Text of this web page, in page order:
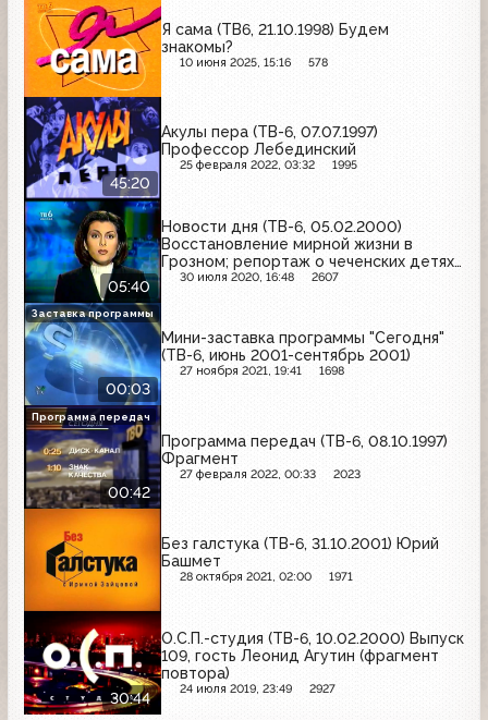
Я сама (ТВ6, 21.10.1998) Будем
знакомы?
10 июня 2025, 15:16 578
45:20
Акулы пера (ТВ-6, 07.07.1997)
Профессор Лебединский
25 февраля 2022, 03:32 1995
05:40
Новости дня (ТВ-6, 05.02.2000)
Восстановление мирной жизни в
Грозном; репортаж о чеченских детях,
отдыхающих в Краснодарском крае
30 июля 2020, 16:48 2607
00:03
Мини-заставка программы "Сегодня"
(ТВ-6, июнь 2001-сентябрь 2001)
27 ноября 2021, 19:41 1698
Заставка программы
00:42
Программа передач (ТВ-6, 08.10.1997)
Фрагмент
27 февраля 2022, 00:33 2023
Программа передач
Без галстука (ТВ-6, 31.10.2001) Юрий
Башмет
28 октября 2021, 02:00 1971
30:44
О.С.П.-студия (ТВ-6, 10.02.2000) Выпуск
109, гость Леонид Агутин (фрагмент
повтора)
24 июля 2019, 23:49 2927